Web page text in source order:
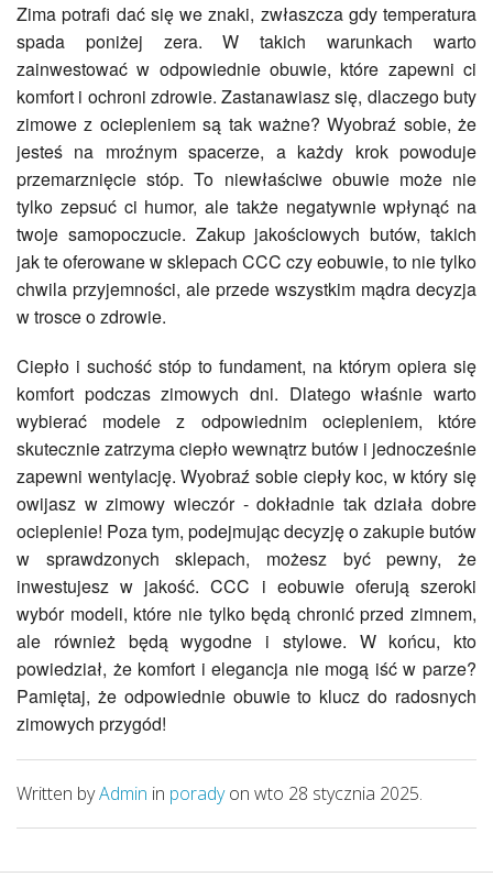
Zima potrafi dać się we znaki, zwłaszcza gdy temperatura
spada poniżej zera. W takich warunkach warto
zainwestować w odpowiednie obuwie, które zapewni ci
komfort i ochroni zdrowie. Zastanawiasz się, dlaczego buty
zimowe z ociepleniem są tak ważne? Wyobraź sobie, że
jesteś na mroźnym spacerze, a każdy krok powoduje
przemarznięcie stóp. To niewłaściwe obuwie może nie
tylko zepsuć ci humor, ale także negatywnie wpłynąć na
twoje samopoczucie. Zakup jakościowych butów, takich
jak te oferowane w sklepach CCC czy eobuwie, to nie tylko
chwila przyjemności, ale przede wszystkim mądra decyzja
w trosce o zdrowie.
Ciepło i suchość stóp to fundament, na którym opiera się
komfort podczas zimowych dni. Dlatego właśnie warto
wybierać modele z odpowiednim ociepleniem, które
skutecznie zatrzyma ciepło wewnątrz butów i jednocześnie
zapewni wentylację. Wyobraź sobie ciepły koc, w który się
owijasz w zimowy wieczór - dokładnie tak działa dobre
ocieplenie! Poza tym, podejmując decyzję o zakupie butów
w sprawdzonych sklepach, możesz być pewny, że
inwestujesz w jakość. CCC i eobuwie oferują szeroki
wybór modeli, które nie tylko będą chronić przed zimnem,
ale również będą wygodne i stylowe. W końcu, kto
powiedział, że komfort i elegancja nie mogą iść w parze?
Pamiętaj, że odpowiednie obuwie to klucz do radosnych
zimowych przygód!
Written byAdmin in poradyon wto 28 stycznia 2025.